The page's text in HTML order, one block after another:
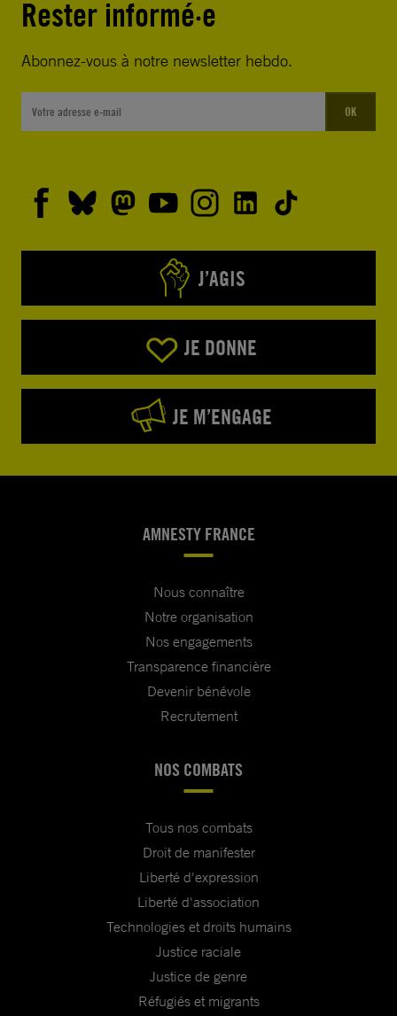
Rester informé·e
Abonnez-vous à notre newsletter hebdo.
OK
J’AGIS
JE DONNE
JE M’ENGAGE
AMNESTY FRANCE
Nous connaître
Notre organisation
Nos engagements
Transparence financière
Devenir bénévole
Recrutement
NOS COMBATS
Tous nos combats
Droit de manifester
Liberté d'expression
Liberté d'association
Technologies et droits humains
Justice raciale
Justice de genre
Réfugiés et migrants